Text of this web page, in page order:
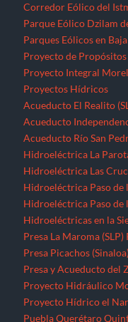
Corredor Eólico del
Parque Eólico Dzilam
Parques Eólicos en
Proyecto de
Proyecto Integral
Proyectos Hídricos
Acueducto El Realito
Acueducto
Acueducto Río San
Hidroeléctrica La
Hidroeléctrica Las
Hidroeléctrica Paso de
Hidroeléctrica Paso de
Hidroeléctricas en la
Presa La Maroma (SLP)
Presa Picachos
Presa y Acueducto del
Proyecto Hidráulico
Proyecto Hídrico el
Puebla Querétaro